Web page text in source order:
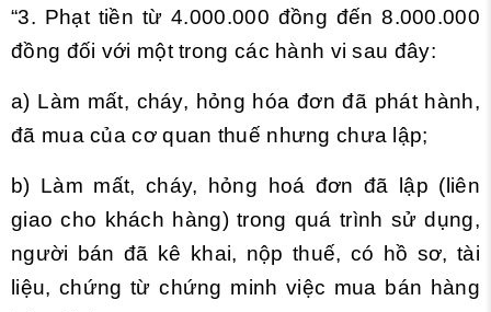
“3. Phạt tiền từ 4.000.000 đồng đến 8.000.000
đồng đối với một trong các hành vi sau đây:
a) Làm mất, cháy, hỏng hóa đơn đã phát hành,
đã mua của cơ quan thuế nhưng chưa lập;
b) Làm mất, cháy, hỏng hoá đơn đã lập (liên
giao cho khách hàng) trong quá trình sử dụng,
người bán đã kê khai, nộp thuế, có hồ sơ, tài
liệu, chứng từ chứng minh việc mua bán hàng